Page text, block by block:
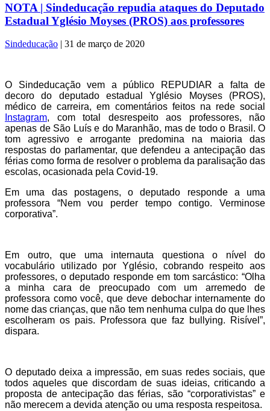
NOTA | Sindeducação repudia ataques do Deputado
Estadual Yglésio Moyses (PROS) aos professores
Sindeducação | 31 de março de 2020
O Sindeducação vem a público REPUDIAR a falta de
decoro do deputado estadual Yglésio Moyses (PROS),
médico de carreira, em comentários feitos na rede social
Instagram, com total desrespeito aos professores, não
apenas de São Luís e do Maranhão, mas de todo o Brasil. O
tom agressivo e arrogante predomina na maioria das
respostas do parlamentar, que defendeu a antecipação das
férias como forma de resolver o problema da paralisação das
escolas, ocasionada pela Covid-19.
Em uma das postagens, o deputado responde a uma
professora “Nem vou perder tempo contigo. Verminose
corporativa”.
Em outro, que uma internauta questiona o nível do
vocabulário utilizado por Yglésio, cobrando respeito aos
professores, o deputado responde em tom sarcástico: “Olha
a minha cara de preocupado com um arremedo de
professora como você, que deve debochar internamente do
nome das crianças, que não tem nenhuma culpa do que lhes
escolheram os pais. Professora que faz bullying. Risível”,
dispara.
O deputado deixa a impressão, em suas redes sociais, que
todos aqueles que discordam de suas ideias, criticando a
proposta de antecipação das férias, são “corporativistas” e
não merecem a devida atenção ou uma resposta respeitosa.